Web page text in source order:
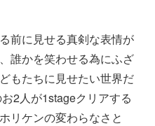
前に見せる真剣な表情が
誰かを笑わせる為にふざ
もたちに見せたい世界だ
2人が1stageクリアする
リケンの変わらなさと